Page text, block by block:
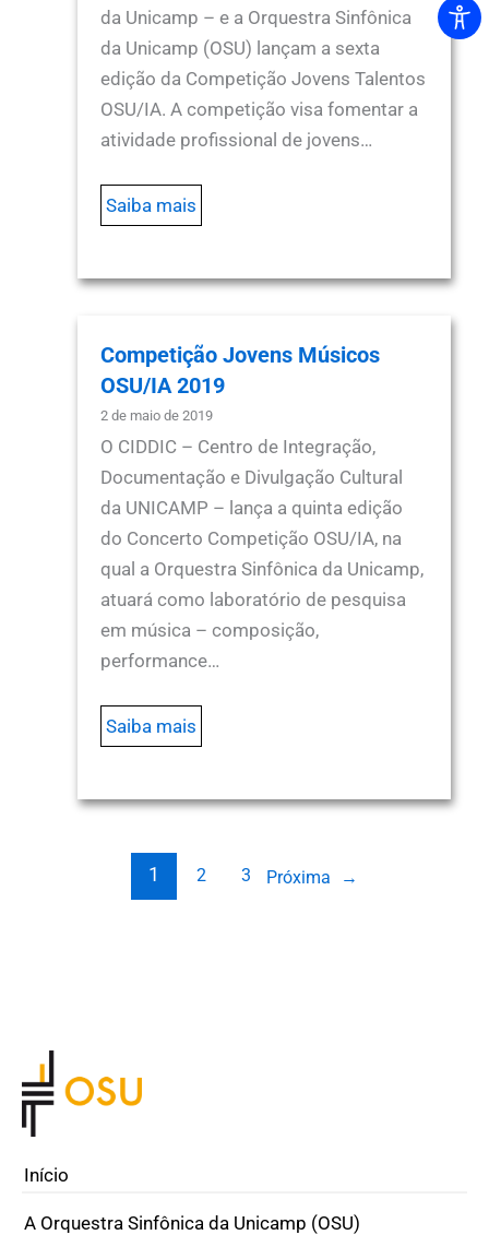
Início
A Orquestra Sinfônica da Unicamp (OSU)
da Unicamp – e a Orquestra Sinfônica
da Unicamp (OSU) lançam a sexta
edição da Competição Jovens Talentos
OSU/IA. A competição visa fomentar a
atividade profissional de jovens…
Saiba mais
Competição Jovens Músicos
OSU/IA 2019
2 de maio de 2019
O CIDDIC – Centro de Integração,
Documentação e Divulgação Cultural
da UNICAMP – lança a quinta edição
do Concerto Competição OSU/IA, na
qual a Orquestra Sinfônica da Unicamp,
atuará como laboratório de pesquisa
em música – composição,
performance…
Saiba mais
1 2 3 Próxima →